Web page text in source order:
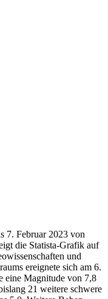
7. Februar 2023 von
die Statista-Grafik auf
und
ereignete sich am 6.
eine Magnitude von 7,8
21 weitere schwere